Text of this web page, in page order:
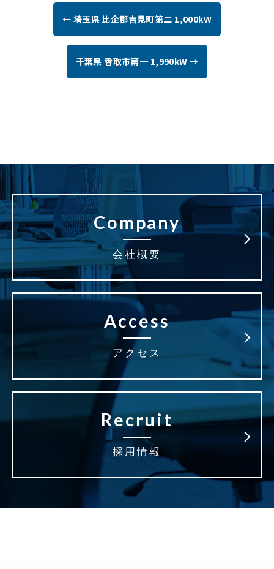
← 埼玉県 比企郡吉見町第二 1,000kW
千葉県 香取市第一 1,990kW →
Company
会社概要
Access
アクセス
Recruit
採用情報